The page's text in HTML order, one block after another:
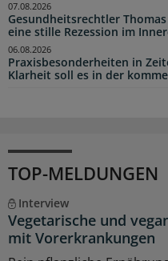
Gesundheitsrechtler
eine stille Rezession im
07.08.2026
Praxisbesonderheiten in
Klarheit soll es in der
06.08.2026
TOP-MELDUNGEN
Interview
Vegetarische und
mit Vorerkrankungen